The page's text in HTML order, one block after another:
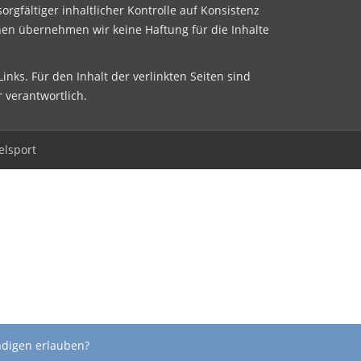
inhaltlicher Kontrolle auf Konsistenz
übernehmen wir keine Haftung für die Inhalte
Für den Inhalt der verlinkten Seiten sind
verantwortlich.
erlauben?